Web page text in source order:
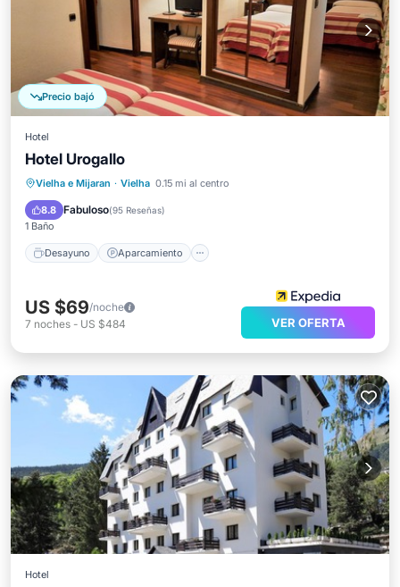
Precio bajó
Hotel
Hotel Urogallo
Vielha e Mijaran · Vielha 0.15 mi al centro
8.8 Fabuloso(95 Reseñas)
1 Baño
Desayuno Aparcamiento
Desayuno Aparcamiento
Internet
US $69/noche
7 noches - US $484 VER OFERTA
Hotel